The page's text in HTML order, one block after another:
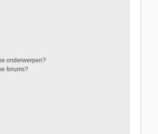
onderwerpen?
forums?